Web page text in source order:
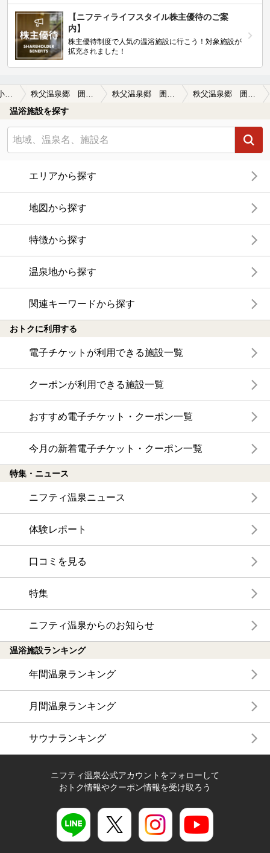
【ニフティライフスタイル株主優待のご案
内】
株主優待制度で人気の温浴施設に行こう！対象施設が
拡充されました！
温浴施設を探す
エリアから探す
地図から探す
特徴から探す
温泉地から探す
関連キーワードから探す
おトクに利用する
電子チケットが利用できる施設一覧
クーポンが利用できる施設一覧
おすすめ電子チケット・クーポン一覧
今月の新着電子チケット・クーポン一覧
特集・ニュース
ニフティ温泉ニュース
体験レポート
口コミを見る
特集
ニフティ温泉からのお知らせ
温浴施設ランキング
年間温泉ランキング
月間温泉ランキング
サウナランキング
ニフティ温泉公式アカウントをフォローして
おトク情報やクーポン情報を受け取ろう